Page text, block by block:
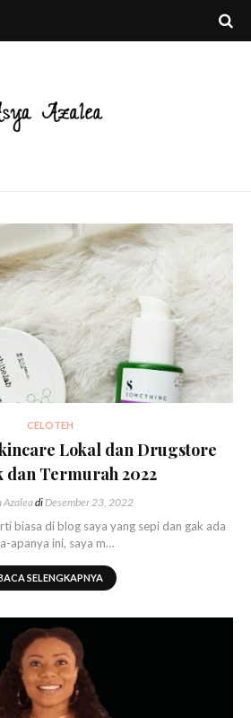
CELOTEH
Lokal dan Drugstore
dan Termurah 2022
AzaleadiDesember 23, 2022
biasa di blog saya yang sepi dan gak ada
apanya ini, saya m…
SELENGKAPNYA